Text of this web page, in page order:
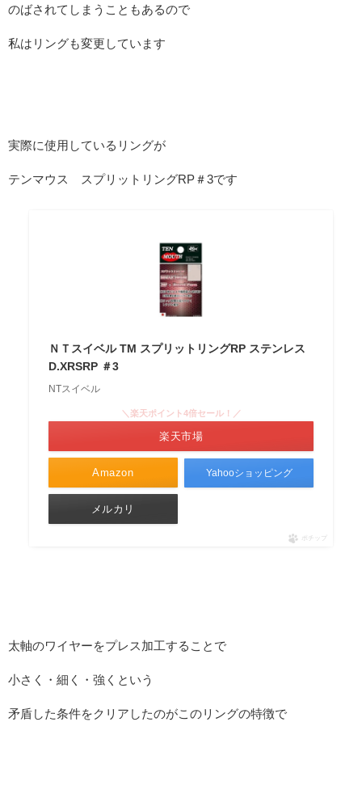
のばされてしまうこともあるので
私はリングも変更しています
実際に使用しているリングが
テンマウス スプリットリングRP＃3です
ＮＴスイベル TM スプリットリングRP ステンレス
D.XRSRP ＃3
NTスイベル
Amazon
＼楽天ポイント4倍セール！／
楽天市場
Yahooショッピング
メルカリ
ポチップ
太軸のワイヤーをプレス加工することで
小さく・細く・強くという
矛盾した条件をクリアしたのがこのリングの特徴で